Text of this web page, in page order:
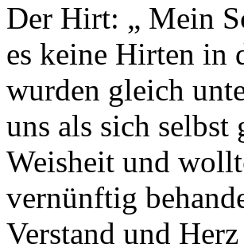
Der Hirt: „ Mein
es keine Hirten in
wurden gleich
uns als sich selbst
Weisheit und
vernünftig
Verstand und